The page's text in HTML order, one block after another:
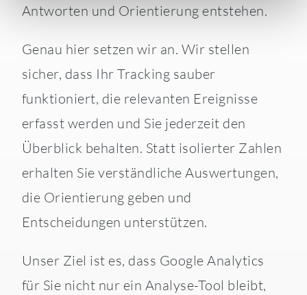
Antworten und Orientierung entstehen.
Genau hier setzen wir an. Wir stellen
sicher, dass Ihr Tracking sauber
funktioniert, die relevanten Ereignisse
erfasst werden und Sie jederzeit den
Überblick behalten. Statt isolierter Zahlen
erhalten Sie verständliche Auswertungen,
die Orientierung geben und
Entscheidungen unterstützen.
Unser Ziel ist es, dass Google Analytics
für Sie nicht nur ein Analyse-Tool bleibt,